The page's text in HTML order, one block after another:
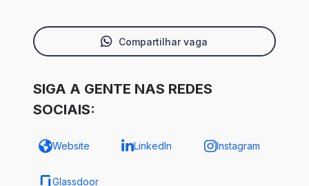
Compartilhar vaga
SIGA A GENTE NAS REDES
SOCIAIS:
Website LinkedIn Instagram
Glassdoor